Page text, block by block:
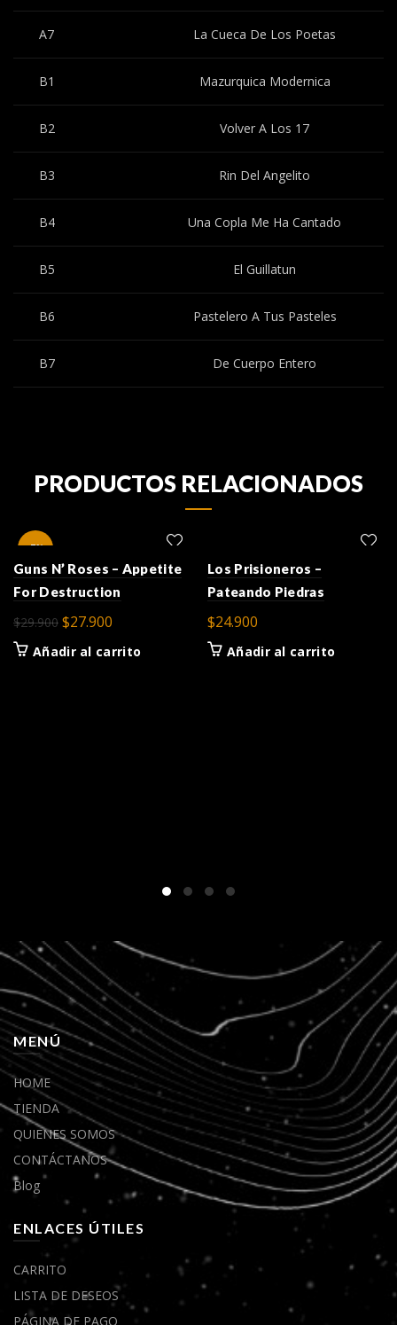
A7 La Cueca De Los Poetas
B1 Mazurquica Modernica
B2 Volver A Los 17
B3 Rin Del Angelito
B4 Una Copla Me Ha Cantado
B5 El Guillatun
B6 Pastelero A Tus Pasteles
B7 De Cuerpo Entero
PRODUCTOS RELACIONADOS
-7%
Guns N’ Roses – Appetite
For Destruction
$29.900 El
precio
$27.900
precio
Añadir al carrito
Los Prisioneros –
Pateando Piedras
$24.900
Añadir al carrito
MENÚ
HOME
TIENDA
QUIENES SOMOS
CONTÁCTANOS
Blog
ENLACES ÚTILES
CARRITO
LISTA DE DESEOS
PÁGINA DE PAGO